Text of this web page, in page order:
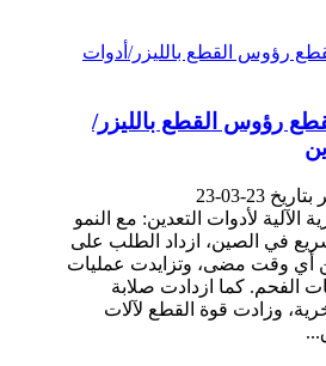
رؤوس القطع بالليزر/
23-03-23
الآلية لأدوات التعدين: مع النمو
في الصين، ازداد الطلب على
أي وقت مضى، وتزايدت عمليات
الفحم. كما ازدادت صلابة
وزادت قوة القطع لآلات